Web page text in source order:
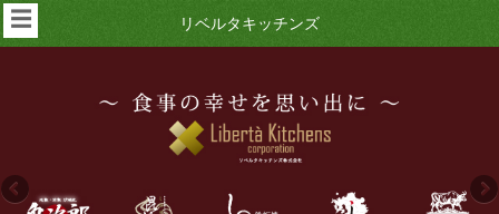
リベルタキッチンズ
☰